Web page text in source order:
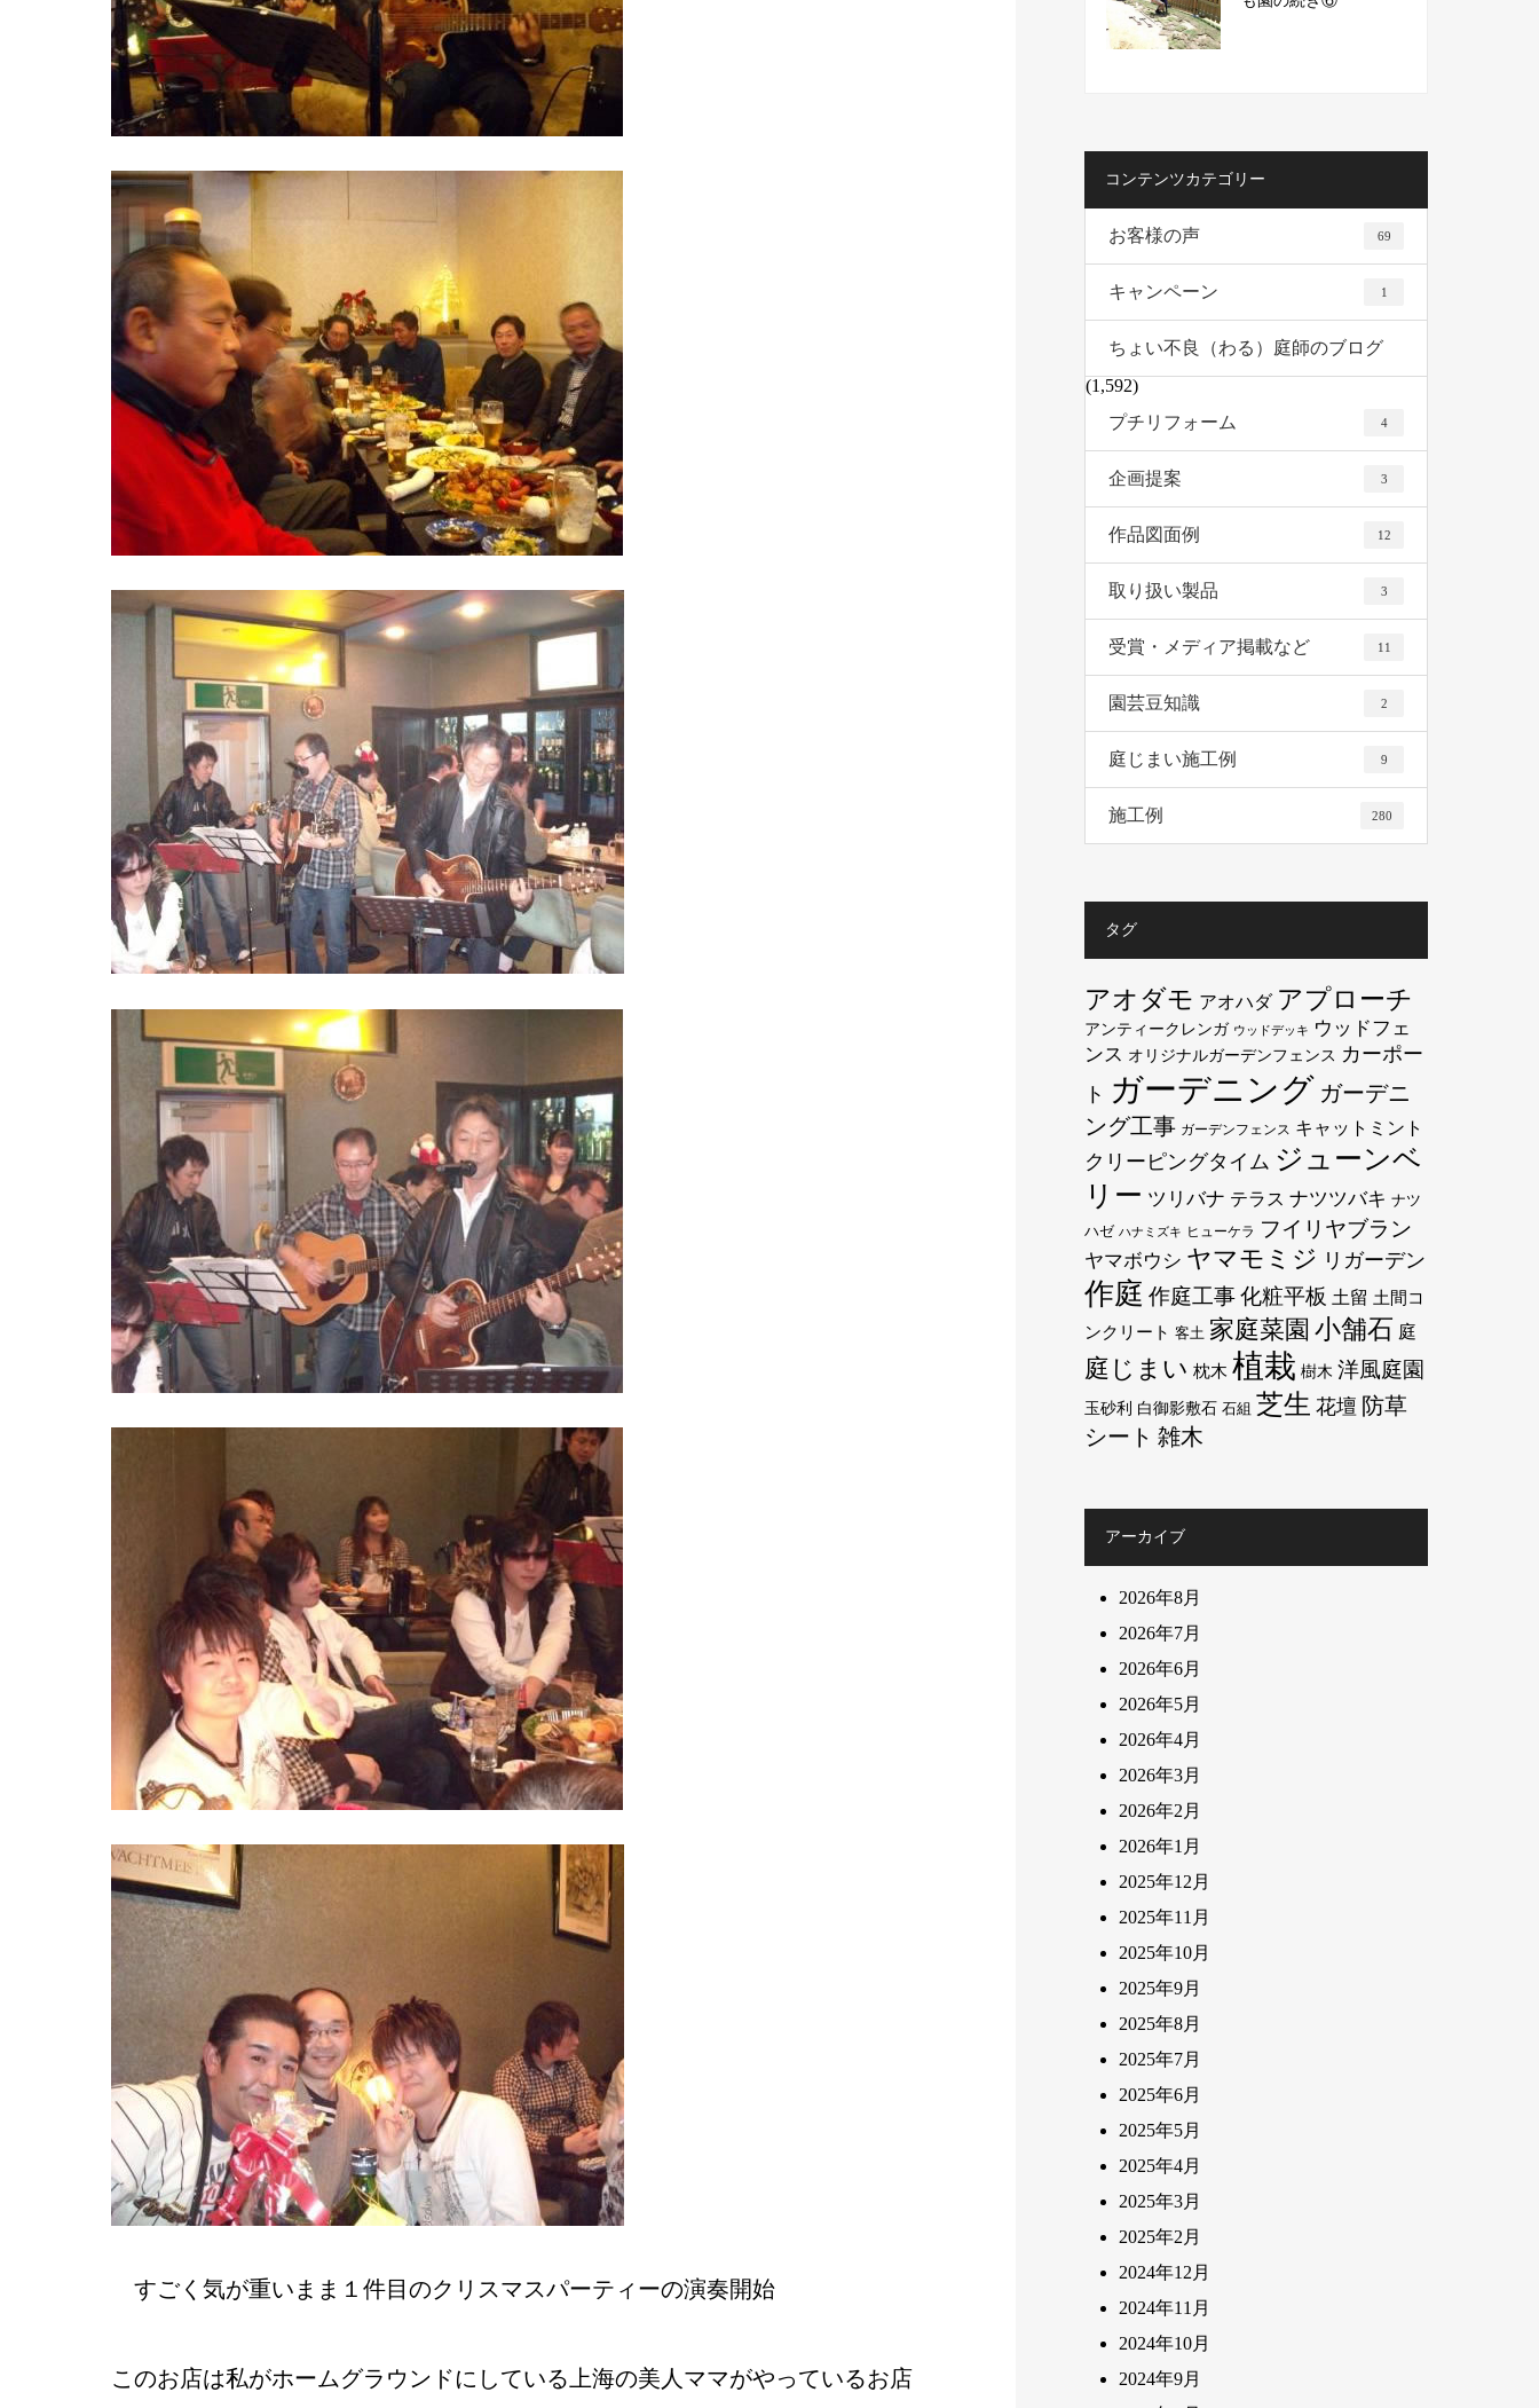
すごく気が重いまま１件目のクリスマスパーティーの演奏開始
このお店は私がホームグラウンドにしている上海の美人ママがやっているお店
コンテンツカテゴリー
お客様の声 69
キャンペーン 1
ちょい不良（わる）庭師のブログ
(1,592)
プチリフォーム
4
企画提案 3
作品図面例 12
取り扱い製品 3
受賞・メディア掲載など 11
園芸豆知識 2
庭じまい施工例 9
施工例 280
タグ
アオダモ アオハダ アプローチ
アンティークレンガ ウッドデッキ ウッドフェ
ンス オリジナルガーデンフェンス カーポー
ト ガーデニング ガーデニ
ング工事 ガーデンフェンス キャットミント
クリーピングタイム ジューンベ
リー ツリバナ テラス ナツツバキ ナツ
ハゼ ハナミズキ ヒューケラ フイリヤブラン
ヤマボウシ ヤマモミジ リガーデン
作庭 作庭工事化粧平板 土留 土間コ
ンクリート 客土 家庭菜園 小舗石 庭
庭じまい 枕木 植栽 樹木 洋風庭園
玉砂利 白御影敷石 石組 芝生 花壇 防草
シート 雑木
アーカイブ
2026年8月
2026年7月
2026年6月
2026年5月
2026年4月
2026年3月
2026年2月
2026年1月
2025年12月
2025年11月
2025年10月
2025年9月
2025年8月
2025年7月
2025年6月
2025年5月
2025年4月
2025年3月
2025年2月
2024年12月
2024年11月
2024年10月
2024年9月